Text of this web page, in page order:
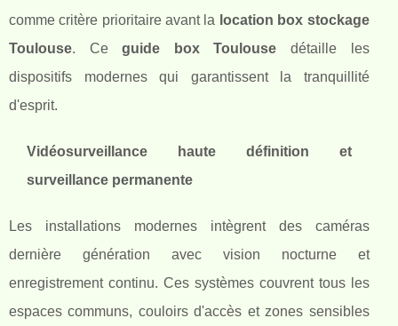
comme critère prioritaire avant la location box stockage
Toulouse. Ceguide box Toulouse détaille les
dispositifs modernes qui garantissent la tranquillité
d'esprit.
Vidéosurveillance haute définition et
surveillance permanente
Les installations modernes intègrent des caméras
dernière génération avec vision nocturne et
enregistrement continu. Ces systèmes couvrent tous les
espaces communs, couloirs d'accès et zones sensibles